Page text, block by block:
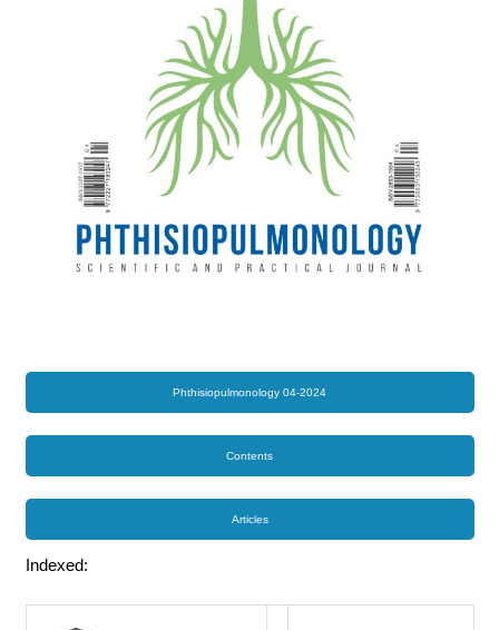
Phthisiopulmonology 04-2024
Contents
Articles
Indexed: